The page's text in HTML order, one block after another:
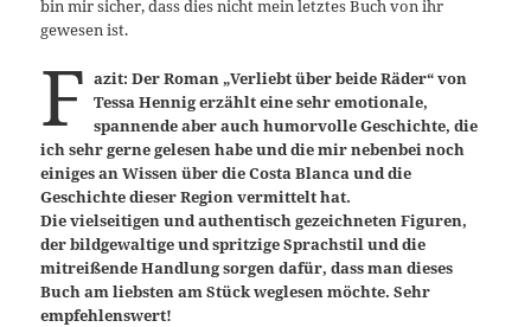
bin mir sicher, dass dies nicht mein letztes Buch von ihr
gewesen ist.
F azit: Der Roman „Verliebt über beide Räder“ von
Tessa Hennig erzählt eine sehr emotionale,
spannende aber auch humorvolle Geschichte, die
ich sehr gerne gelesen habe und die mir nebenbei noch
einiges an Wissen über die Costa Blanca und die
Geschichte dieser Region vermittelt hat.
Die vielseitigen und authentisch gezeichneten Figuren,
der bildgewaltige und spritzige Sprachstil und die
mitreißende Handlung sorgen dafür, dass man dieses
Buch am liebsten am Stück weglesen möchte. Sehr
empfehlenswert!